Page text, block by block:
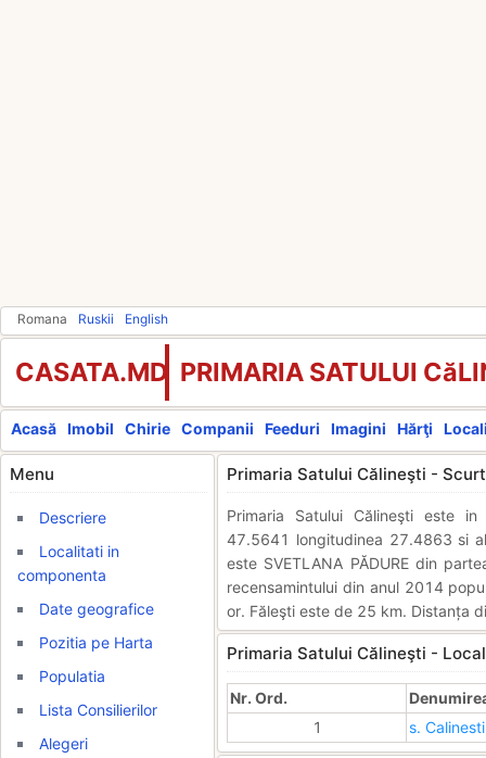
Romana Ruskii English
CASATA.MD PRIMARIA SATULUI
Acasă Imobil Chirie Companii Feeduri Imagini Hărţi
Menu
Descriere
Localitati in
componenta
Date geografice
Pozitia pe Harta
Populatia
Lista Consilierilor
Alegeri
Primaria Satului Călineşti -
Primaria Satului Călineşti este
47.5641 longitudinea 27.4863 si
este SVETLANA PĂDURE din
recensamintului din anul 2014
or. Făleşti este de 25 km. Distanța
Primaria Satului Călineşti -
Nr. Ord.
1
s. Calinesti